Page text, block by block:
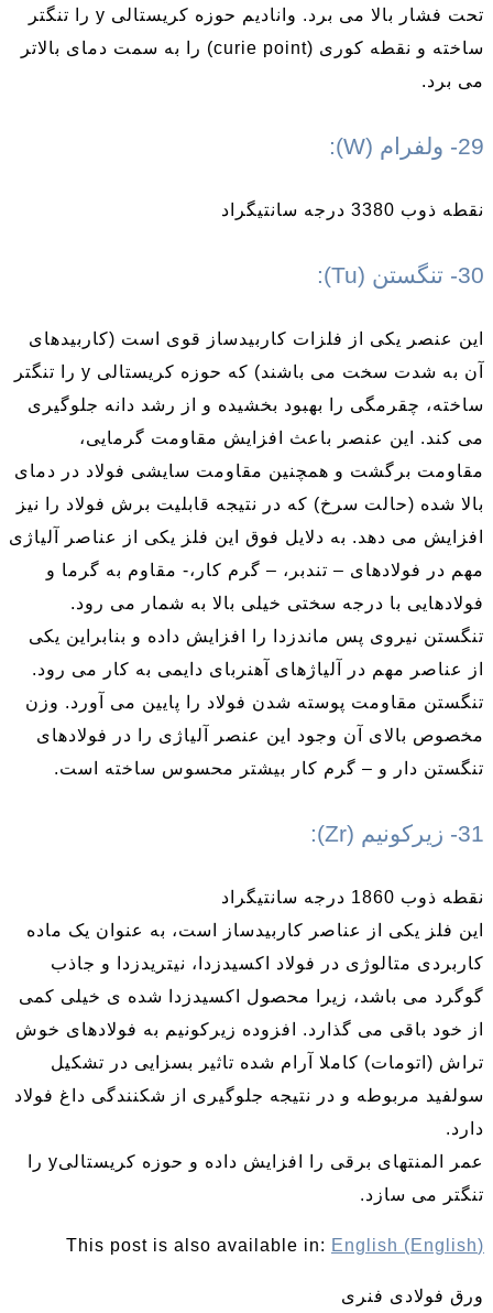
تحت فشار بالا می برد. وانادیم حوزه کریستالی y را تنگتر
ساخته و نقطه کوری (curie point) را به سمت دمای بالاتر
می برد.
29- ولفرام (W):
نقطه ذوب 3380 درجه سانتیگراد
30- تنگستن (Tu):
این عنصر یکی از فلزات کاربیدساز قوی است (کاربیدهای
آن به شدت سخت می باشند) که حوزه کریستالی y را تنگتر
ساخته، چقرمگی را بهبود بخشیده و از رشد دانه جلوگیری
می کند. این عنصر باعث افزایش مقاومت گرمایی،
مقاومت برگشت و همچنین مقاومت سایشی فولاد در دمای
بالا شده (حالت سرخ) که در نتیجه قابلیت برش فولاد را نیز
افزایش می دهد. به دلایل فوق این فلز یکی از عناصر آلیاژی
مهم در فولادهای – تندبر، – گرم کار،- مقاوم به گرما و
فولادهایی با درجه سختی خیلی بالا به شمار می رود.
تنگستن نیروی پس ماندزدا را افزایش داده و بنابراین یکی
از عناصر مهم در آلیاژهای آهنربای دایمی به کار می رود.
تنگستن مقاومت پوسته شدن فولاد را پایین می آورد. وزن
مخصوص بالای آن وجود این عنصر آلیاژی را در فولادهای
تنگستن دار و – گرم کار بیشتر محسوس ساخته است.
31- زیرکونیم (Zr):
نقطه ذوب 1860 درجه سانتیگراد
این فلز یکی از عناصر کاربیدساز است، به عنوان یک ماده
کاربردی متالوژی در فولاد اکسیدزدا، نیتریدزدا و جاذب
گوگرد می باشد، زیرا محصول اکسیدزدا شده ی خیلی کمی
از خود باقی می گذارد. افزوده زیرکونیم به فولادهای خوش
تراش (اتومات) کاملا آرام شده تاثیر بسزایی در تشکیل
سولفید مربوطه و در نتیجه جلوگیری از شکنندگی داغ فولاد
دارد.
عمر المنتهای برقی را افزایش داده و حوزه کریستالیy را
تنگتر می سازد.
This post is also available in: English (English)
ورق فولادی فنری